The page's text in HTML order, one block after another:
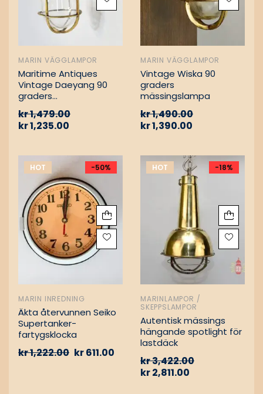
MARIN VÄGGLAMPOR
Maritime Antiques
Vintage Daeyang 90
graders
kr1,479.00
kr1,235.00
MARIN VÄGGLAMPOR
Vintage Wiska 90
graders
mässingslampa
kr1,490.00
kr1,390.00
HOT -50%
MARIN INREDNING
Äkta återvunnen Seiko
Supertanker-
fartygsklocka
kr1,222.00 kr611.00
HOT -18%
MARINLAMPOR /
SKEPPSLAMPOR
Autentisk mässings
hängande spotlight för
lastdäck
kr3,422.00
kr2,811.00